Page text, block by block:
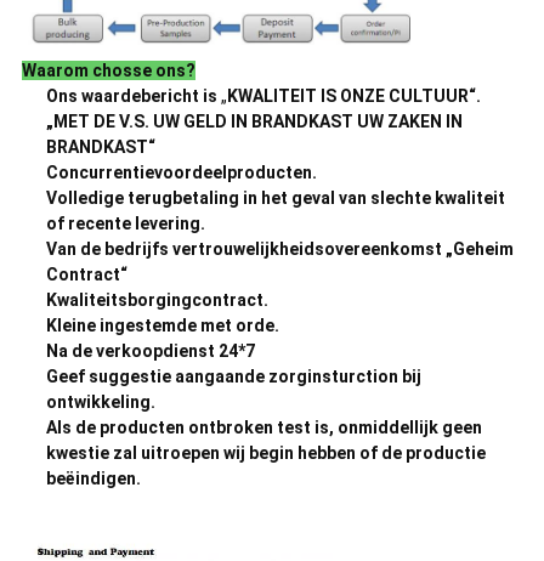
Waarom chosse ons?
Ons waardebericht is „ KWALITEIT IS ONZE CULTUUR“.
„MET DE V.S. UW GELD IN BRANDKAST UW ZAKEN IN
BRANDKAST“
Concurrentievoordeelproducten.
Volledige terugbetaling in het geval van slechte kwaliteit
of recente levering.
Van de bedrijfs vertrouwelijkheidsovereenkomst „Geheim
Contract“
Kwaliteitsborgingcontract.
Kleine ingestemde met orde.
Na de verkoopdienst 24*7
Geef suggestie aangaande zorginsturction bij
ontwikkeling.
Als de producten ontbroken test is, onmiddellijk geen
kwestie zal uitroepen wij begin hebben of de productie
beëindigen.